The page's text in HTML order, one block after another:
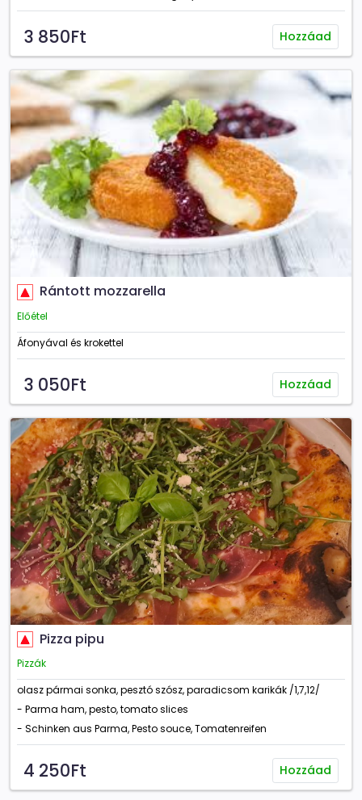
3 850Ft Hozzáad
Rántott mozzarella
Előétel
Áfonyával és krokettel
3 050Ft Hozzáad
Pizza pipu
Pizzák
olasz pármai sonka, pesztó szósz, paradicsom karikák /1,7,12/
- Parma ham, pesto, tomato slices
- Schinken aus Parma, Pesto souce, Tomatenreifen
4 250Ft Hozzáad